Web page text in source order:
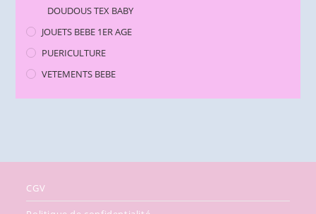
DOUDOUS TEX BABY
JOUETS BEBE 1ER AGE
PUERICULTURE
VETEMENTS BEBE
CGV